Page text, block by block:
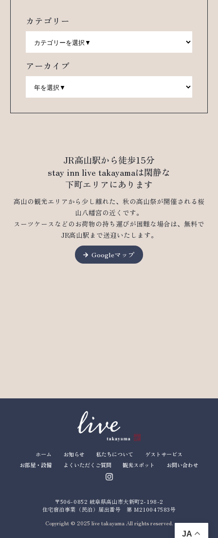
カテゴリー
アーカイブ
JR高山駅から徒歩15分
stay inn live takayamaは閑静な
下町エリアにあります
高山の観光エリアから少し離れた、秋の高山祭が開催される桜
山八幡宮の近くです。
スーツケースなどのお荷物の持ち運びが困難な場合は、無料で
JR高山駅まで送迎いたします。
Googleマップ
ホーム お知らせ 私たちについて
ゲストサービス
お部屋・設備
よくいただくご質問 観光スポット お問い合わせ
〒506-0852 岐阜県高山市大新町2-198-2
住宅宿泊事業（民泊）届出番号 第 M210047583号
Copyright © 2025 live takayama All rights reserved.
JA